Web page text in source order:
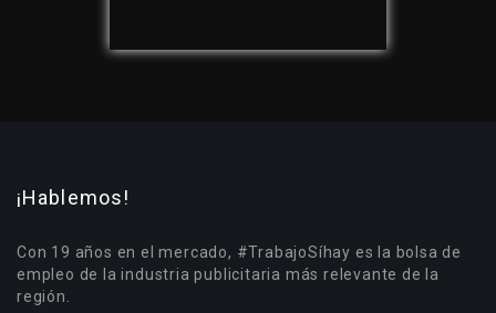
¡Hablemos!
Con 19 años en el mercado, #TrabajoSíhay es la bolsa de
empleo de la industria publicitaria más relevante de la
región.